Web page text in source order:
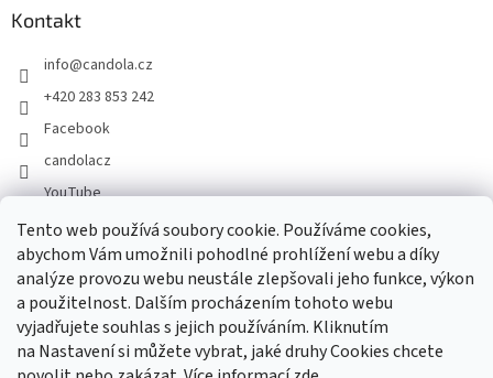
Tento web používá soubory cookie. Používáme cookies,
abychom Vám umožnili pohodlné prohlížení webu a díky
analýze provozu webu neustále zlepšovali jeho funkce, výkon
a použitelnost. Dalším procházením tohoto webu
vyjadřujete souhlas s jejich používáním. Kliknutím
na Nastavení si můžete vybrat, jaké druhy Cookies chcete
Kontakt
info@candola.cz
+420 283 853 242
Facebook
candolacz
YouTube
Přijímáme online platby